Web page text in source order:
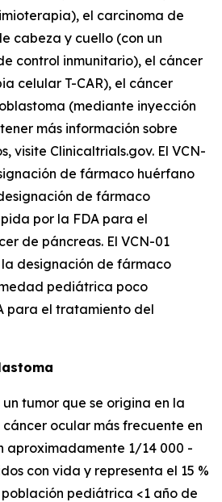
el carcinoma de
cabeza y cuello (con un
control inmunitario), el cáncer
celular T-CAR), el cáncer
(mediante inyección
más información sobre
visite Clinicaltrials.gov. El VCN-
de fármaco huérfano
de fármaco
por la FDA para el
de páncreas. El VCN-01
designación de fármaco
pediátrica poco
para el tratamiento del
tumor que se origina en la
ocular más frecuente en
aproximadamente 1/14 000 -
con vida y representa el 15 %
pediátrica <1 año de